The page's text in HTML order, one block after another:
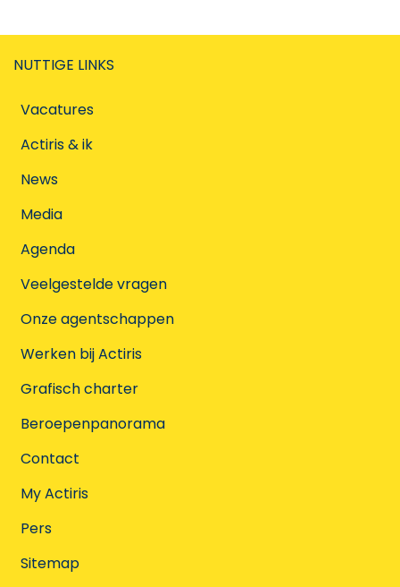
NUTTIGE LINKS
Vacatures
Actiris & ik
News
Media
Agenda
Veelgestelde vragen
Onze agentschappen
Werken bij Actiris
Grafisch charter
Beroepenpanorama
Contact
My Actiris
Pers
Sitemap